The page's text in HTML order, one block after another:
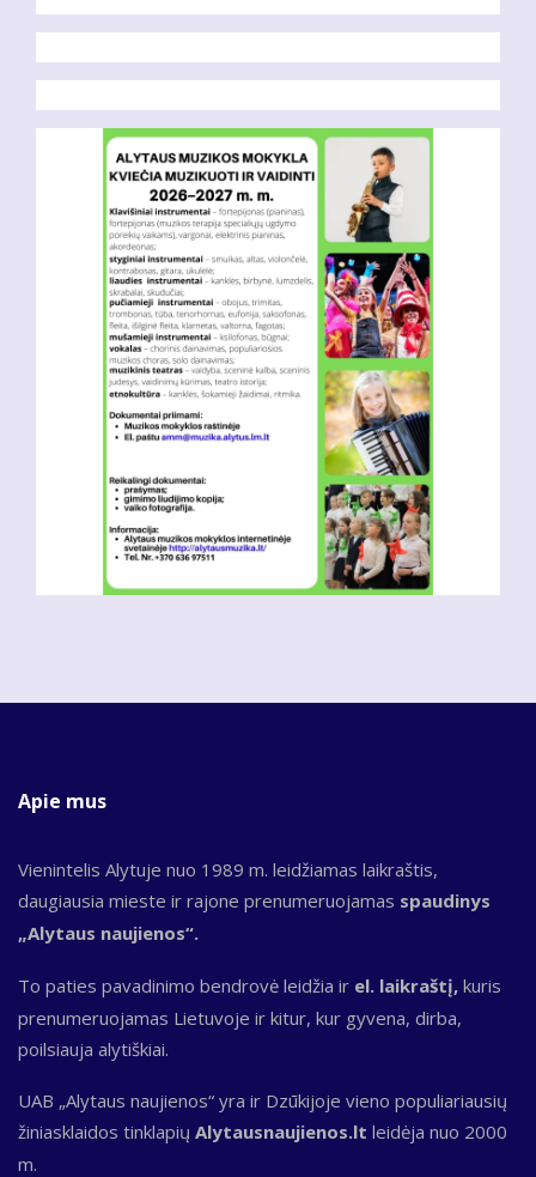
Apie mus
Vienintelis Alytuje nuo 1989 m. leidžiamas laikraštis,
daugiausia mieste ir rajone prenumeruojamas spaudinys
„Alytaus naujienos“.
To paties pavadinimo bendrovė leidžia ir el. laikraštį, kuris
prenumeruojamas Lietuvoje ir kitur, kur gyvena, dirba,
poilsiauja alytiškiai.
UAB „Alytaus naujienos“ yra ir Dzūkijoje vieno populiariausių
žiniasklaidos tinklapių Alytausnaujienos.lt leidėja nuo 2000
m.